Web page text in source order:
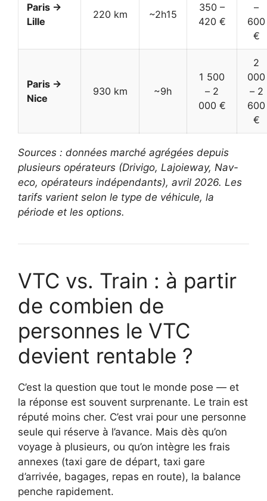
Paris →
Lille
220 km ~2h15
350 –
420 €
–
600
€
Paris →
Nice
930 km ~9h
1 500
– 2
000 €
2
000
– 2
600
€
Sources : données marché agrégées depuis
plusieurs opérateurs (Drivigo, Lajoieway, Nav-
eco, opérateurs indépendants), avril 2026. Les
tarifs varient selon le type de véhicule, la
période et les options.
VTC vs. Train : à partir
de combien de
personnes le VTC
devient rentable ?
C’est la question que tout le monde pose — et
la réponse est souvent surprenante. Le train est
réputé moins cher. C’est vrai pour une personne
seule qui réserve à l’avance. Mais dès qu’on
voyage à plusieurs, ou qu’on intègre les frais
annexes (taxi gare de départ, taxi gare
d’arrivée, bagages, repas en route), la balance
penche rapidement.